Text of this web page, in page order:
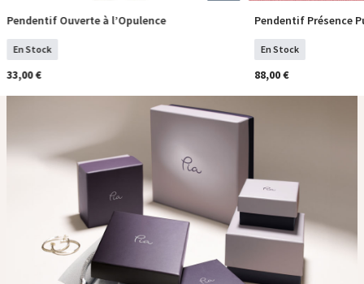
COMMANDER
Pendentif Ouverte à l’Opulence
En Stock
33,00 €
Pendentif Présence
En Stock
88,00 €